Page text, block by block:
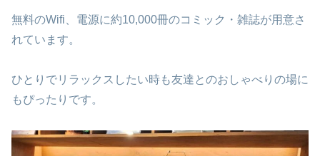
無料のWifi、電源に約10,000冊のコミック・雑誌が用意さ
れています。
ひとりでリラックスしたい時も友達とのおしゃべりの場に
もぴったりです。